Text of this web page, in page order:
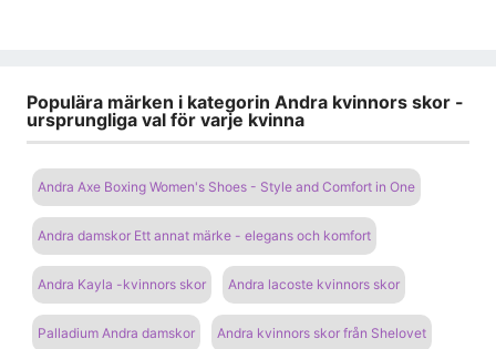
Populära märken i kategorin Andra kvinnors skor -
ursprungliga val för varje kvinna
Andra Axe Boxing Women's Shoes - Style and Comfort in One
Andra damskor Ett annat märke - elegans och komfort
Andra Kayla -kvinnors skor Andra lacoste kvinnors skor
Palladium Andra damskor Andra kvinnors skor från Shelovet